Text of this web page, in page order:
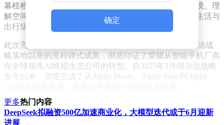
幕桎梏，从虚拟算力转化为真实场景能力，具备感知环境、理
解空间、自主行动的全维度智能，真正融入人们的现实生活与
出行场景。
此次亮相的两款机器人产品与Robot Phone，是荣耀阿尔法战
略落地以来的里程碑式成果，彻底印证了荣耀从智能手机厂商
向全球领先AI终端生态公司的转型。自2025年3月阿尔法战略
发布以来，荣耀完成了从Alpha Phone、Alpha Store到Alpha
此次亮相的全新产品矩阵，不再是概念化的技术演示，而是战
略蓝图落地生根的实体成果，标志着荣耀的AI生态已从理念
确定
更多热门内容
DeepSeek拟融资500亿加速商业化，大模型迭代或于6月迎新
进展